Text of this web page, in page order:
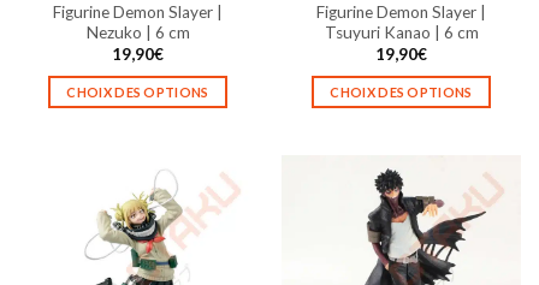
Figurine Demon Slayer |
Nezuko | 6 cm
19,90€
CHOIX DES OPTIONS
plusieurs
variations.
Les
options
Figurine Demon Slayer |
Tsuyuri Kanao | 6 cm
19,90€
CHOIX DES OPTIONS
a
plusieurs
variations.
Les
options